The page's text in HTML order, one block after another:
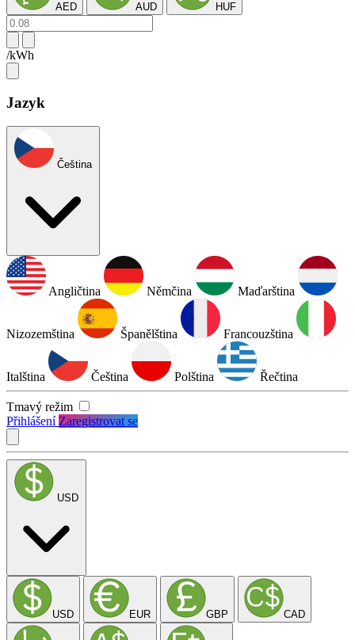
AED AUD HUF
/kWh
Jazyk
Čeština
Angličtina Němčina Maďarština
Nizozemština Španělština Francouzština
Italština Čeština Polština Řečtina
Tmavý režim
PřihlášeníZaregistrovat se
USD
USD EUR GBP CAD